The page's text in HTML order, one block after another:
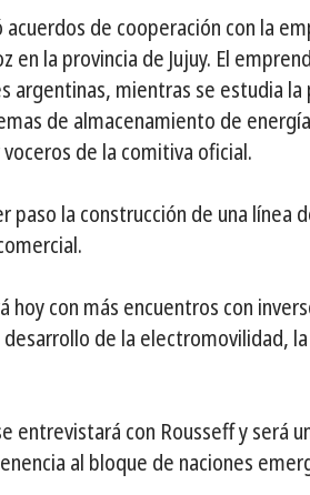
de cooperación con la
en la provincia de Jujuy. El
argentinas, mientras se estudia
de almacenamiento de
de la comitiva oficial.
paso la construcción de una línea
hoy con más encuentros con
de la electromovilidad,
entrevistará con Rousseff y será
al bloque de naciones